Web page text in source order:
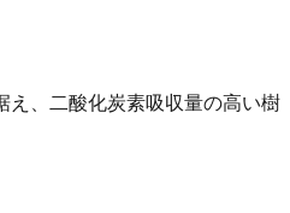
え、二酸化炭素吸収量の高い樹